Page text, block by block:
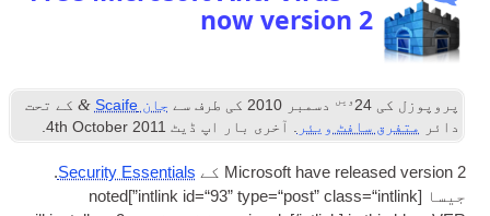
now version 2
پروپوزل کی24ویں دسمبر 2010 کی طرف سے جان Scaife & کے تحت
دائر
متفرق سافٹ ویئر . آخری بار اپ ڈیٹ 4th October2011
.
Microsoft have released ver­sion2 کے Secur­ity Essen­tials
.
جیسا [int­link id=“93” type=“post” class=“intlink”
]
noted